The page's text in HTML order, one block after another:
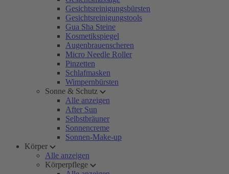
Gesichtsreinigungsbürsten
Gesichtsreinigungstools
Gua Sha Steine
Kosmetikspiegel
Augenbrauenscheren
Micro Needle Roller
Pinzetten
Schlafmasken
Wimpernbürsten
Sonne & Schutz
Alle anzeigen
After Sun
Selbstbräuner
Sonnencreme
Sonnen-Make-up
Körper
Alle anzeigen
Körperpflege